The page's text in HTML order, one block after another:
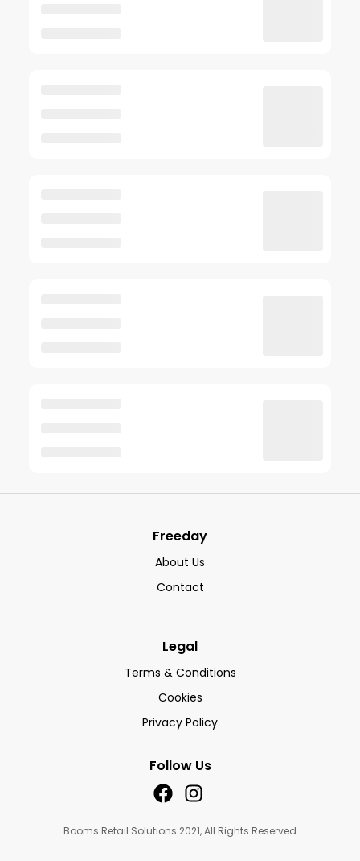
Freeday
About Us
Contact
Legal
Terms & Conditions
Cookies
Privacy Policy
Follow Us
Booms Retail Solutions 2021, All Rights Reserved